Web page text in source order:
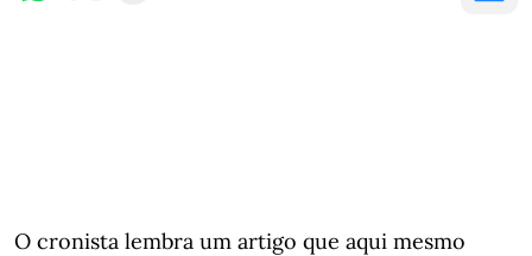
O cronista lembra um artigo que aqui mesmo